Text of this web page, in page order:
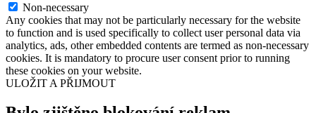
Non-necessary
Any cookies that may not be particularly necessary for the website
to function and is used specifically to collect user personal data via
analytics, ads, other embedded contents are termed as non-necessary
cookies. It is mandatory to procure user consent prior to running
these cookies on your website.
ULOŽIT A PŘIJMOUT